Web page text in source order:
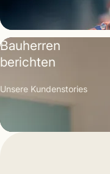
Bauherren
berichten
Unsere Kunden­stories